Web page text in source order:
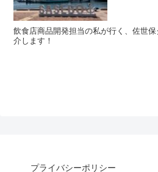
飲食店商品開発担当の私が行く、佐世
介します！
プライバシーポリシー